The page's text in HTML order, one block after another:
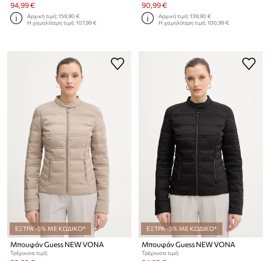
94,99 €
Αρχική τιμή:159,90 €
Η χαμηλότερη τιμή:107,99 €
90,99 €
Αρχική τιμή:139,90 €
Η χαμηλότερη τιμή:100,99 €
ΕΞΤΡΑ -5% ΜΕ ΚΩΔΙΚΟ*
Μπουφάν Guess NEW VONA
Τρέχουσα τιμή:
ΕΞΤΡΑ -5% ΜΕ ΚΩΔΙΚΟ*
Μπουφάν Guess NEW VONA
Τρέχουσα τιμή: